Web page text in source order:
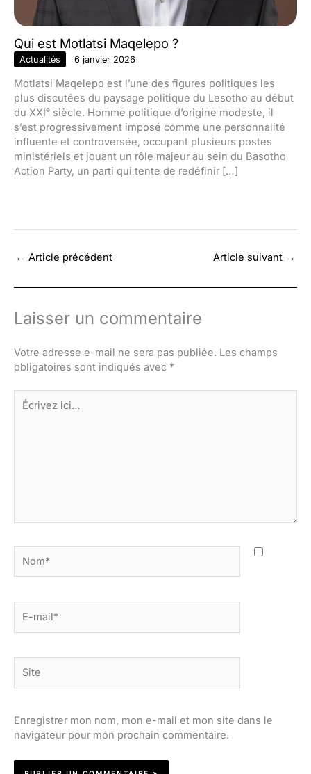
Qui est Motlatsi Maqelepo ?
Actualités 6 janvier 2026
Motlatsi Maqelepo est l’une des figures politiques les
plus discutées du paysage politique du Lesotho au début
du XXIᵉ siècle. Homme politique d’origine modeste, il
s’est progressivement imposé comme une personnalité
influente et controversée, occupant plusieurs postes
ministériels et jouant un rôle majeur au sein du Basotho
Action Party, un parti qui tente de redéfinir […]
← Article précédent Article suivant →
Laisser un commentaire
Votre adresse e-mail ne sera pas publiée. Les champs
obligatoires sont indiqués avec *
Écrivez
ici…
mail*
Enregistrer mon nom, mon e-mail et mon site dans le
navigateur pour mon prochain commentaire.